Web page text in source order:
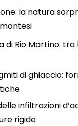
la natura
di Rio Martino:
di ghiaccio:
infiltrazioni
rigide